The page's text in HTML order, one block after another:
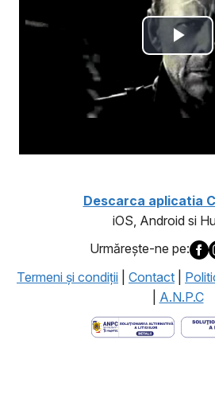
Descarca aplicatia
iOS, Android si
Urmăreşte-ne pe:
Termeni şi condiţii
Contact
A.N.P.C